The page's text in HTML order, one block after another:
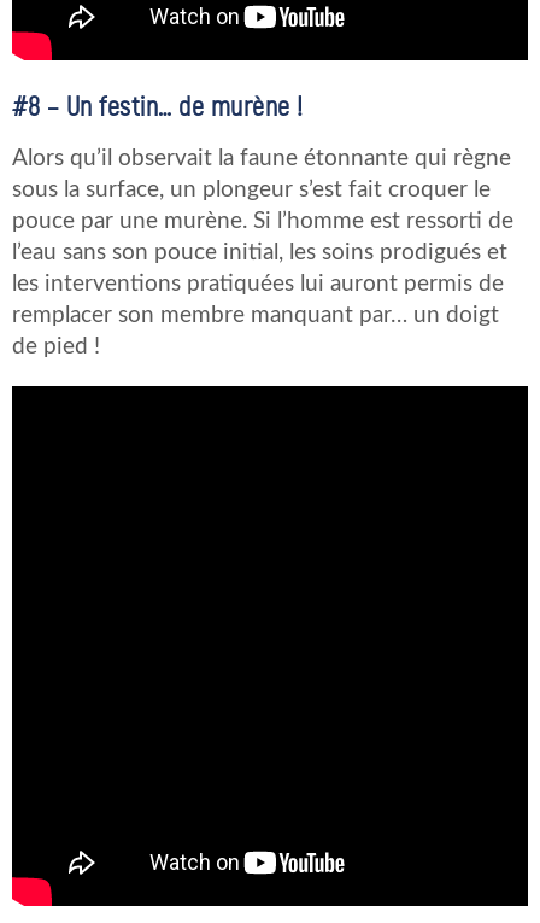
#8 – Un festin… de murène !
Alors qu’il observait la faune étonnante qui règne
sous la surface, un plongeur s’est fait croquer le
pouce par une murène. Si l’homme est ressorti de
l’eau sans son pouce initial, les soins prodigués et
les interventions pratiquées lui auront permis de
remplacer son membre manquant par… un doigt
de pied !